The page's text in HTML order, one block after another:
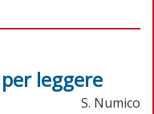
leggere
S. Numico